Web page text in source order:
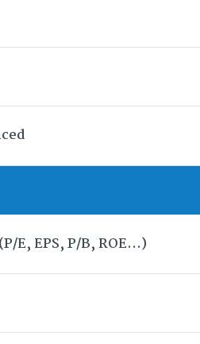
E, EPS, P/B, ROE…)